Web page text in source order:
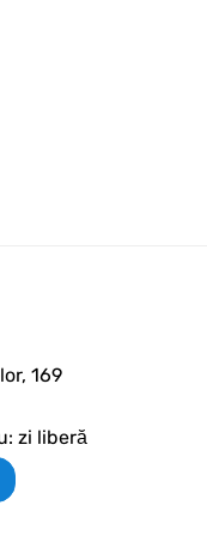
169
zi liberă